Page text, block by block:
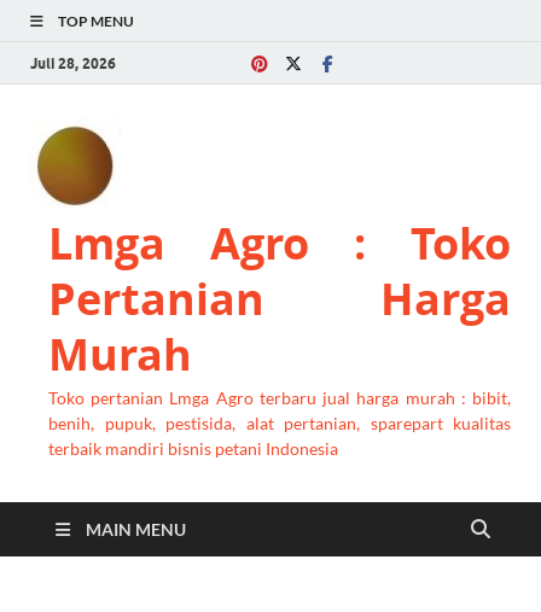
TOP MENU
Juli 28, 2026
Lmga Agro : Toko
Pertanian Harga
Murah
Toko pertanian Lmga Agro terbaru jual harga murah : bibit,
benih, pupuk, pestisida, alat pertanian, sparepart kualitas
terbaik mandiri bisnis petani Indonesia
MAIN MENU